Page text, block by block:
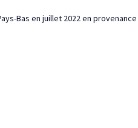
Bas en juillet 2022 en provenance